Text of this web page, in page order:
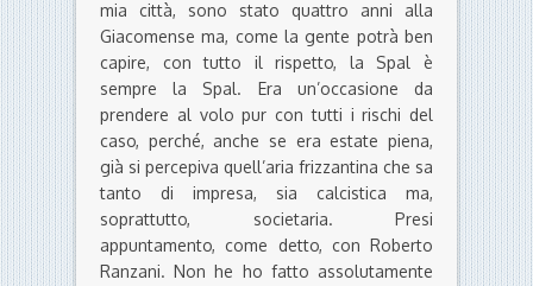
mia città, sono stato quattro anni alla
Giacomense ma, come la gente potrà ben
capire, con tutto il rispetto, la Spal è
sempre la Spal. Era un’occasione da
prendere al volo pur con tutti i rischi del
caso, perché, anche se era estate piena,
già si percepiva quell’aria frizzantina che sa
tanto di impresa, sia calcistica ma,
soprattutto, societaria. Presi
appuntamento, come detto, con Roberto
Ranzani. Non he ho fatto assolutamente